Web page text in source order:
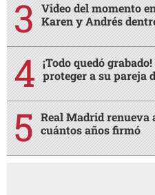
Video del momento
Karen y Andrés
¡Todo quedó
proteger a su pareja
Real Madrid
cuántos años firmó